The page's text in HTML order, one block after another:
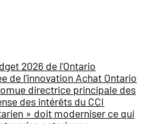
2026 de l'Ontario
de l'innovation Achat Ontario
directrice principale des
des intérêts du CCI
» doit moderniser ce qui